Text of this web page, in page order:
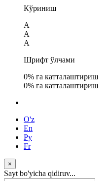
Кўриниш
A
A
A
Шрифт ўлчами
0% га катталаштириш
0% га катталаштириш
O'z
En
Ру
Fr
×
Sayt bo'yicha qidiruv...